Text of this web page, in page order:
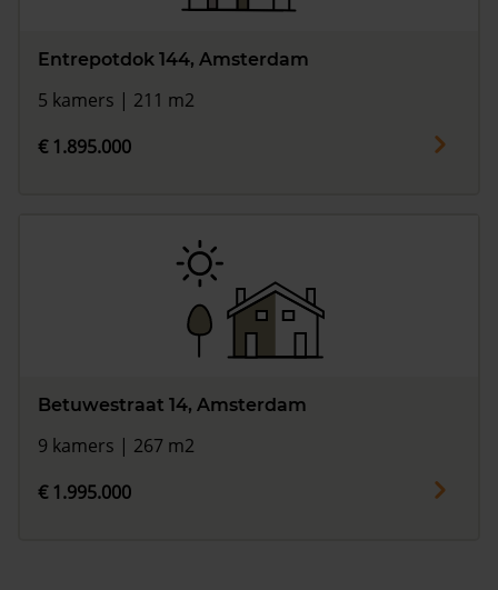
Entrepotdok 144, Amsterdam
5 kamers | 211 m2
€ 1.895.000
Betuwestraat 14, Amsterdam
9 kamers | 267 m2
€ 1.995.000